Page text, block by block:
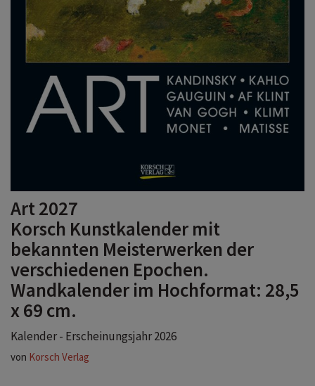
Art 2027
Korsch Kunstkalender mit
bekannten Meisterwerken der
verschiedenen Epochen.
Wandkalender im Hochformat: 28,5
x 69 cm.
Kalender - Erscheinungsjahr 2026
von Korsch Verlag